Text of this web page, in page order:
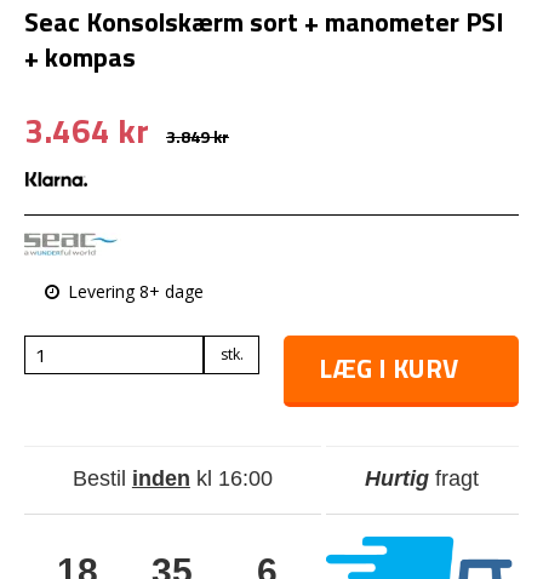
Seac Konsolskærm sort + manometer PSI
+ kompas
3.464 kr 3.849 kr
Levering 8+ dage
stk. LÆG I KURV
Bestil inden kl 16:00 Hurtig fragt